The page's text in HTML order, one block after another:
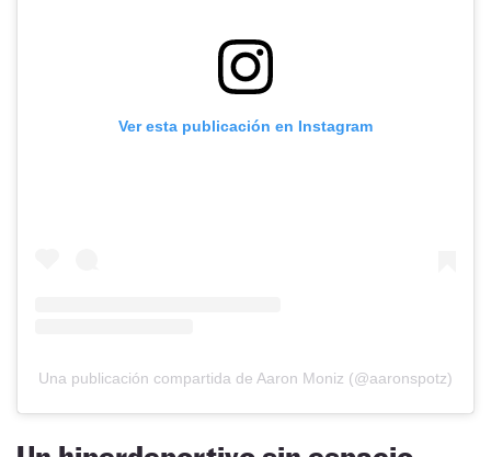
Ver esta publicación en Instagram
Una publicación compartida de Aaron Moniz (@aaronspotz)